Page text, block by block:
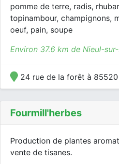
pomme de terre, radis,
topinambour, champignons,
oeuf, pain, soupe
Environ 37.6 km de Nieul-
24 rue de la forêt à
Fourmill'herbes
Production de plantes
vente de tisanes.